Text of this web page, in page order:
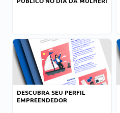
DESCUBRA SEU PERFIL
EMPREENDEDOR